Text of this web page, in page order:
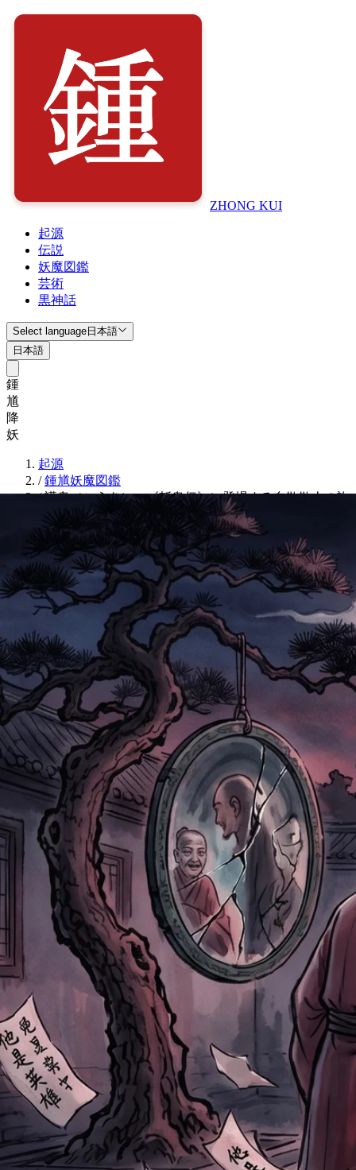
ZHONG KUI
起源
伝説
妖魔図鑑
芸術
黒神話
Select language 日本語
日本語
鍾
馗
降
妖
起源
/ 鍾馗妖魔図鑑
/ 謊鬼（こうき）：《斬鬼伝》に登場する自欺欺人の詐
欺師の鬼